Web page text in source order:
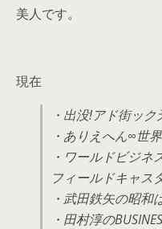
美人です。
現在
・出没!アド街ック
・ありえへん∞世界
・ワールドビジネ
フィールドキャス
・武田鉄矢の昭和
・田村淳の